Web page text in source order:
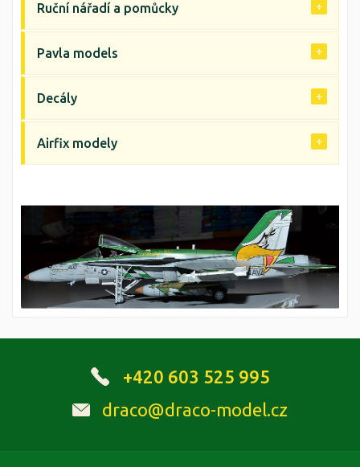
Ruční nářadí a pomůcky
Pavla models
Decály
Airfix modely
+420 603 525 995
draco@draco-model.cz